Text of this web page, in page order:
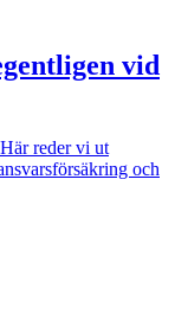
vid
reder vi ut
och